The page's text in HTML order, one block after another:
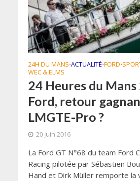
24H DU MANS•ACTUALITÉ•FORD•
WEC & ELMS
24 Heures du Mans
Ford, retour
LMGTE-Pro ?
20 juin 2016
La Ford GT N°68 du team Ford
Racing pilotée par Sébastien
Hand et Dirk Müller remporte la